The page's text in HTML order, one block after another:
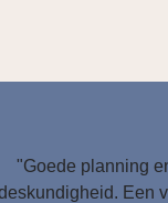
"Goede planning
Een